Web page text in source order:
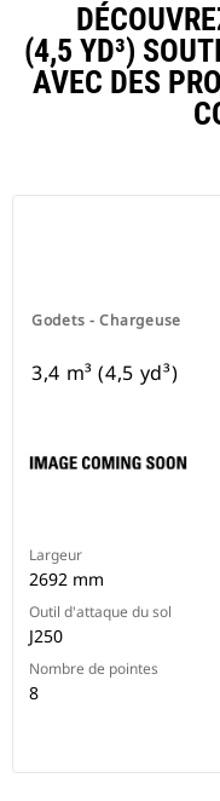
(4,5 YD³)
AVEC DES
Godets - Chargeuse
3,4 m³ (4,5 yd³)
Largeur
2692 mm
Outil d'attaque du sol
J250
Nombre de pointes
8